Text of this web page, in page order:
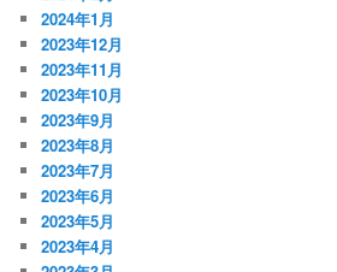
2024年1月
2023年12月
2023年11月
2023年10月
2023年9月
2023年8月
2023年7月
2023年6月
2023年5月
2023年4月